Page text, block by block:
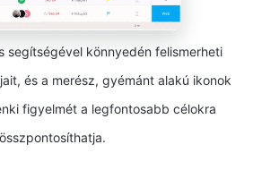
segítségével könnyedén felismerheti
és a merész, gyémánt alakú ikonok
figyelmét a legfontosabb célokra
összpontosíthatja.